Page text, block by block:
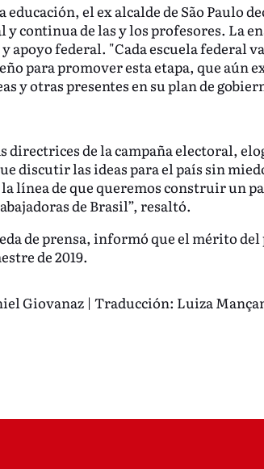
educación, el ex alcalde de São Paulo
continua de las y los profesores. La
apoyo federal. "Cada escuela federal
para promover esta etapa, que aún
y otras presentes en su plan de
directrices de la campaña electoral,
discutir las ideas para el país sin
línea de que queremos construir un
de Brasil”, resaltó.
de prensa, informó que el mérito del
de 2019.
Giovanaz | Traducción: Luiza